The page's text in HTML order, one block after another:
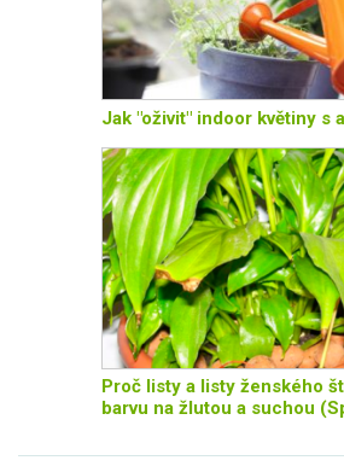
Jak "oživit" indoor květiny s
Proč listy a listy ženského
barvu na žlutou a suchou